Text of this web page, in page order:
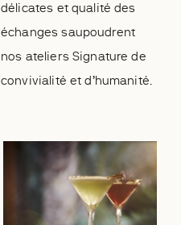
délicates et qualité des
échanges saupoudrent
nos ateliers Signature de
convivialité et d’humanité.